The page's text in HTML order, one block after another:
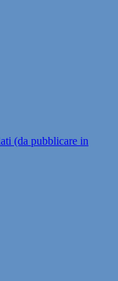
(da pubblicare in